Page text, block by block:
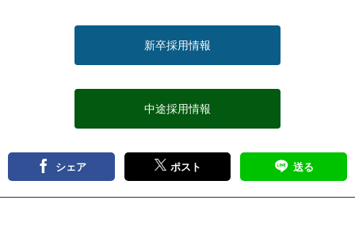
新卒採用情報
中途採用情報
シェア ポスト 送る